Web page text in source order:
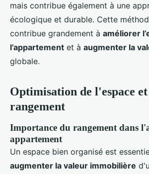
mais contribue également à une
écologique et durable. Cette
contribue grandement à améliorer
l’appartement et à augmenter la
globale.
Optimisation de l'espace
rangement
Importance du rangement dans
appartement
Un espace bien organisé est
augmenter la valeur immobilière